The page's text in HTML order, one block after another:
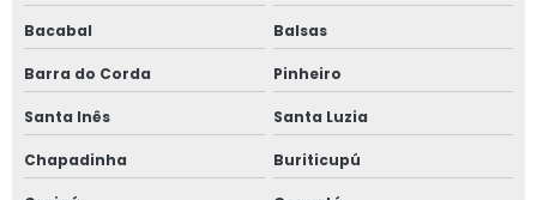
Bacabal Balsas
Barra do Corda Pinheiro
Santa Inês Santa Luzia
Chapadinha Buriticupú